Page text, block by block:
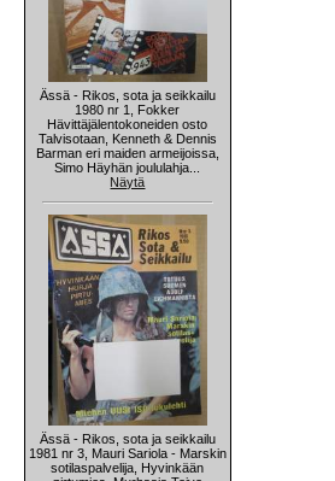
Ässä - Rikos, sota ja seikkailu
1980 nr 1, Fokker
Hävittäjälentokoneiden osto
Talvisotaan, Kenneth & Dennis
Barman eri maiden armeijoissa,
Simo Häyhän joululahja...
Näytä
Ässä - Rikos, sota ja seikkailu
1981 nr 3, Mauri Sariola - Marskin
sotilaspalvelija, Hyvinkään